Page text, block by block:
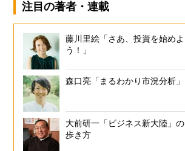
注目の著者・連載
藤川里絵「さあ、投資を始めよ
う！」
森口亮「まるわかり市況分析」
大前研一「ビジネス新大陸」の
歩き方